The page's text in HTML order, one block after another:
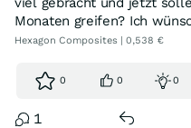
Monaten greifen? Ich
Hexagon Composites | 0,538 €
0 0 0
1